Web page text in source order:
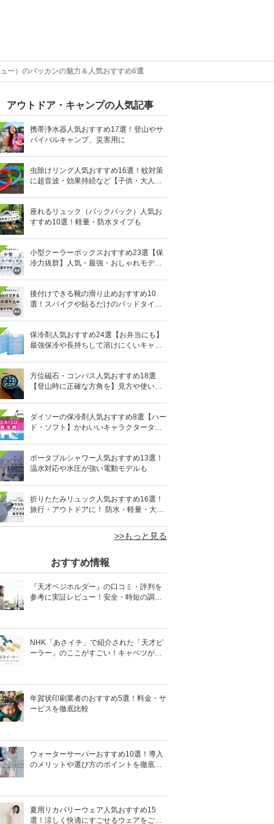
ー）のバッカンの魅力＆人気おすすめ6選
アウトドア・キャンプの人気記事
携帯浄水器人気おすすめ17選！登山やサ
バイバルキャンプ、災害用に
虫除けリング人気おすすめ16選！蚊対策
に超音波・効果持続など【子供・大人用
座れるリュック（バックパック）人気お
すすめ10選！軽量・防水タイプも
小型クーラーボックスおすすめ23選【保
冷力抜群】人気・最強・おしゃれモデル
後付けできる靴の滑り止めおすすめ10
選！スパイクや貼るだけのパッドタイプ
保冷剤人気おすすめ24選【お弁当にも】
最強保冷や長持ちして溶けにくいキャン
方位磁石・コンパス人気おすすめ18選
【登山時に正確な方角を】見方や使い方
ダイソーの保冷剤人気おすすめ8選【ハー
ド・ソフト】かわいいキャラクタータイ
ポータブルシャワー人気おすすめ13選！
温水対応や水圧が強い電動モデルも
折りたたみリュック人気おすすめ16選！
旅行・アウトドアに！ 防水・軽量・大容
>>もっと見る
おすすめ情報
『天才ベジホルダー』の口コミ・評判を
参考に実証レビュー！安全・時短の調理
NHK「あさイチ」で紹介された「天才ピ
ーラー」のここがすごい！キャベツがほ
年賀状印刷業者のおすすめ5選！料金・サ
ービスを徹底比較
ウォーターサーバーおすすめ10選！導入
のメリットや選び方のポイントを徹底解
夏用リカバリーウェア人気おすすめ15
選！涼しく快適にすごせるウェアをご紹